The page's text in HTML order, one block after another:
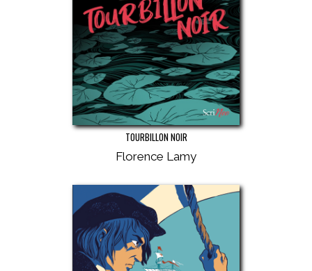
TOURBILLON NOIR
Florence Lamy